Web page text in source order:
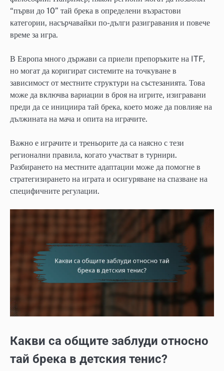
“първи до 10” тай брека в определени възрастови
категории, насърчавайки по-дълги разигравания и повече
време за игра.
В Европа много държави са приели препоръките на ITF,
но могат да коригират системите на точкуване в
зависимост от местните структури на състезанията. Това
може да включва вариации в броя на игрите, изигравани
преди да се инициира тай брека, което може да повлияе на
дължината на мача и опита на играчите.
Важно е играчите и треньорите да са наясно с тези
регионални правила, когато участват в турнири.
Разбирането на местните адаптации може да помогне в
стратегизирането на играта и осигуряване на спазване на
специфичните регулации.
Какви са общите заблуди относно
тай брека в детския тенис?